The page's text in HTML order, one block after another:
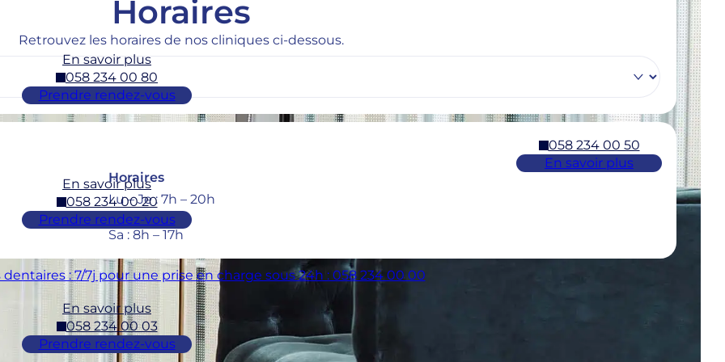
En savoir plus
058 234 00 80
Prendre rendez-vous
En savoir plus
058 234 00 20
Prendre rendez-vous
En savoir plus
058 234 00 03
Prendre rendez-vous
Horaires
Retrouvez les horaires de nos cliniques ci-dessous.
Horaires
Lu – Je : 7h – 20h
Ve : 7h – 18h
Sa : 8h – 17h
058 234 00 50
En savoir plus
: 7/7j pour une prise en charge sous 24h : 058 234 00 00